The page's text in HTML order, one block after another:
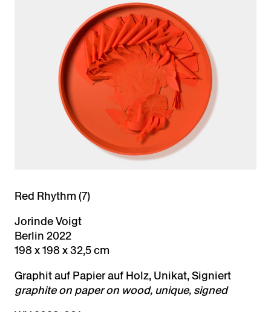
Red Rhythm (7)
Jorinde Voigt
Berlin 2022
198 x 198 x 32,5 cm
Graphit auf Papier auf Holz, Unikat, Signiert
graphite on paper on wood, unique, signed